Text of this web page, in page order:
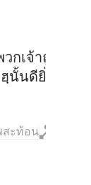
กเจ้าถูกฆ่า
นั้นดียิ่งกว่าสิ่
สะท้อน